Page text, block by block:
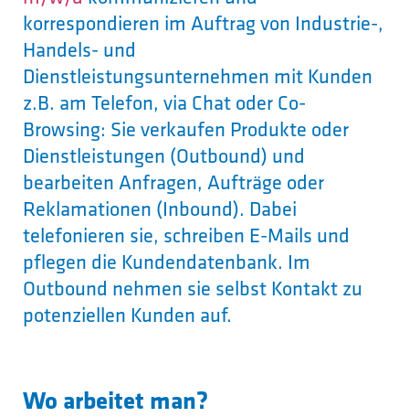
korrespondieren im Auftrag von Industrie-,
Handels- und
Dienstleistungsunternehmen mit Kunden
z.B. am Telefon, via Chat oder Co-
Browsing: Sie verkaufen Produkte oder
Dienstleistungen (Outbound) und
bearbeiten Anfragen, Aufträge oder
Reklamationen (Inbound). Dabei
telefonieren sie, schreiben E-Mails und
pflegen die Kundendatenbank. Im
Outbound nehmen sie selbst Kontakt zu
potenziellen Kunden auf.
Wo arbeitet man?